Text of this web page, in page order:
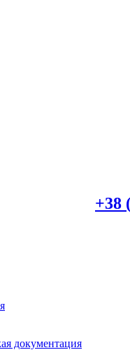
+38
документация